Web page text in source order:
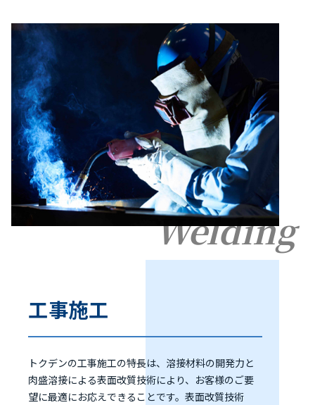
Welding
工事施工
トクデンの工事施工の特長は、溶接材料の開発力と
肉盛溶接による表面改質技術により、お客様のご要
望に最適にお応えできることです。表面改質技術